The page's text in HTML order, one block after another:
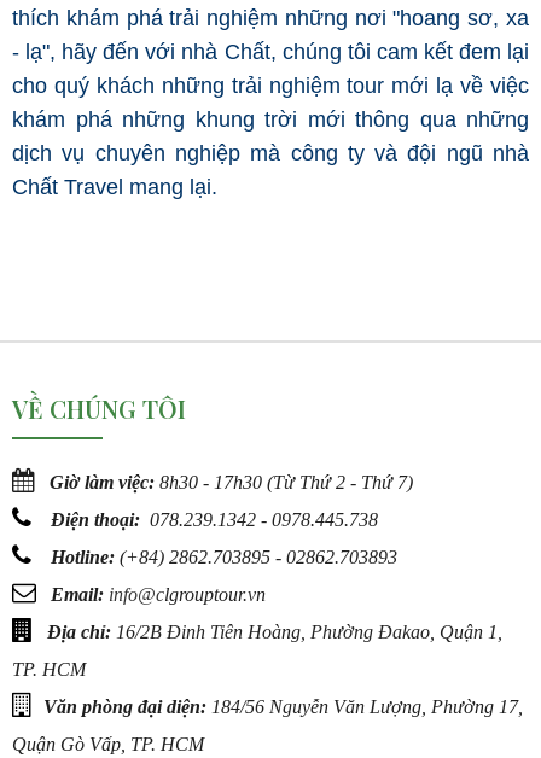
thích khám phá trải nghiệm những nơi "hoang sơ, xa
- lạ", hãy đến với nhà Chất, chúng tôi cam kết đem lại
cho quý khách những trải nghiệm tour mới lạ về việc
khám phá những khung trời mới thông qua những
dịch vụ chuyên nghiệp mà công ty và đội ngũ nhà
Chất Travel mang lại.
VỀ CHÚNG TÔI
Giờ làm việc: 8h30 - 17h30 (Từ Thứ 2 - Thứ 7)
Điện thoại: 078.239.1342 - 0978.445.738
Hotline: (+84) 2862.703895 - 02862.703893
Email: info@clgrouptour.vn
Địa chỉ: 16/2B Đinh Tiên Hoàng, Phường Đakao, Quận 1,
TP. HCM
Văn phòng đại diện: 184/56 Nguyễn Văn Lượng, Phường 17,
Quận Gò Vấp, TP. HCM